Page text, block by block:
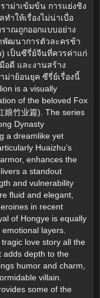
ม่าเข้มข้น การแย่งชิง
ำให้เรื่องไม่น่าเบื่อ
าณถูกออกแบบอย่าง
พัฒนาการตัวละครช้า
เป็นซีรี่ย์จีนที่ควรค่าแก่
อดี และงานสร้าง
าย้อนยุค ซีรี่ย์เรื่องนี้
is a visually
of the beloved Fox
娘竹业篇). The series
Dynasty
a dreamlike yet
Huaizhu’s
enhances the
a standout
and vulnerability
fluid and elegant,
in recent
of Hongye is equally
layers.
love story all the
adds depth to the
humor and charm,
villain.
some of the